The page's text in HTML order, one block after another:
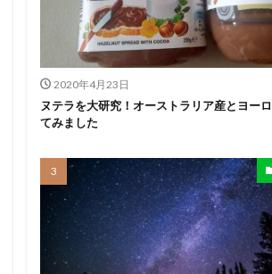
2020年4月23日
ヌテラを大研究！オーストラリア産とヨー
てみました